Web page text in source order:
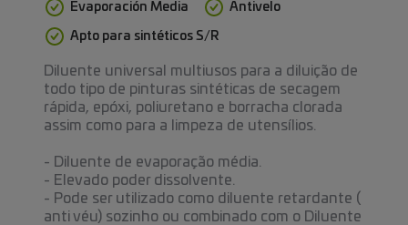
Evaporación Media Antivelo
Apto para sintéticos S/R
Diluente universal multiusos para a diluição de
todo tipo de pinturas sintéticas de secagem
rápida, epóxi, poliuretano e borracha clorada
assim como para a limpeza de utensílios.
- Diluente de evaporação média.
- Elevado poder dissolvente.
- Pode ser utilizado como diluente retardante (
anti véu) sozinho ou combinado com o Diluente